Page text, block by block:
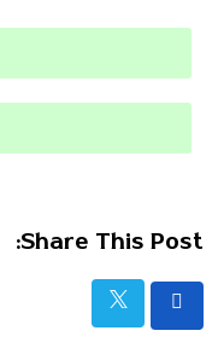
Share This Post: